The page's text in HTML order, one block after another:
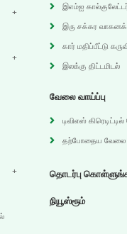
இஎம்ஐ
இரு சக்கர
கார் மதிப்பீட்டு
இலக்கு திட்டமிடல்
வேலை வாய்ப்பு
டிவிஎஸ்
தற்போதைய வேலை
தொடர்பு
நியூஸ்ரூம்